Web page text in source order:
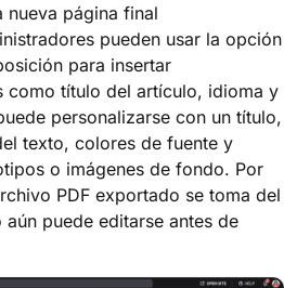
página final
pueden usar la opción
para insertar
como título del artículo, idioma y
personalizarse con un título,
texto, colores de fuente y
o imágenes de fondo. Por
PDF exportado se toma del
puede editarse antes de